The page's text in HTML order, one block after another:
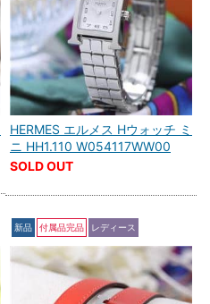
HERMES エルメス Hウォッチ ミ
ニ HH1.110 W054117WW00
SOLD OUT
新品 付属品完品 レディース